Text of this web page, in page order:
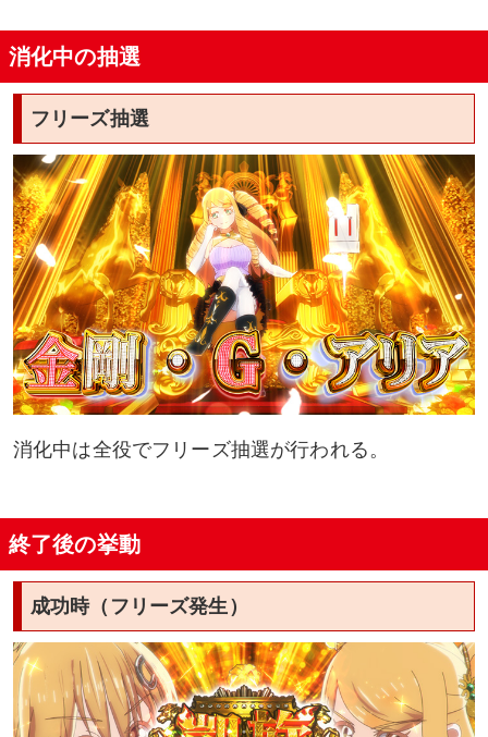
消化中の抽選
フリーズ抽選
消化中は全役でフリーズ抽選が行われる。
終了後の挙動
成功時（フリーズ発生）